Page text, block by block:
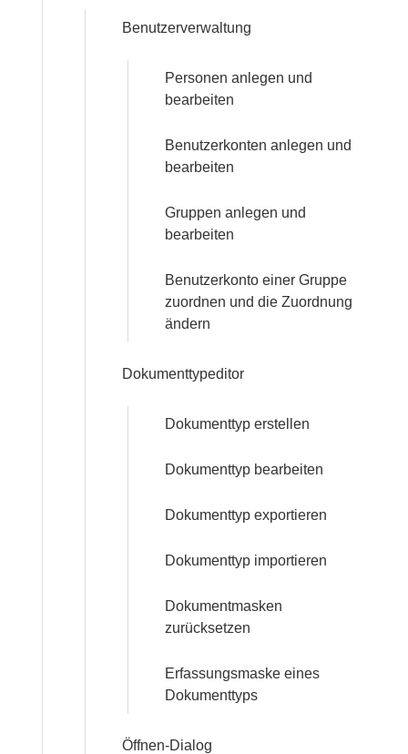
Benutzerverwaltung
Personen anlegen und
bearbeiten
Benutzerkonten anlegen und
bearbeiten
Gruppen anlegen und
bearbeiten
Benutzerkonto einer Gruppe
zuordnen und die Zuordnung
ändern
Dokumenttypeditor
Dokumenttyp erstellen
Dokumenttyp bearbeiten
Dokumenttyp exportieren
Dokumenttyp importieren
Dokumentmasken
zurücksetzen
Erfassungsmaske eines
Dokumenttyps
Öffnen-Dialog